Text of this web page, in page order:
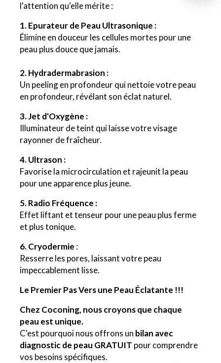
l'attention qu'elle mérite :
1. Epurateur de Peau Ultrasonique :
Élimine en douceur les cellules mortes pour une
peau plus douce que jamais.
2. Hydradermabrasion :
Un peeling en profondeur qui nettoie votre peau
en profondeur, révélant son éclat naturel.
3. Jet d'Oxygène :
Illuminateur de teint qui laisse votre visage
rayonner de fraîcheur.
4. Ultrason :
Favorise la microcirculation et rajeunit la peau
pour une apparence plus jeune.
5. Radio Fréquence :
Effet liftant et tenseur pour une peau plus ferme
et plus tonique.
6. Cryodermie :
Resserre les pores, laissant votre peau
impeccablement lisse.
Le Premier Pas Vers une Peau Éclatante !!!
Chez Coconing, nous croyons que chaque
peau est unique.
C'est pourquoi nous offrons un bilan avec
diagnostic de peau GRATUIT pour comprendre
vos besoins spécifiques.